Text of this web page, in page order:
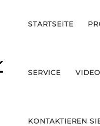
STARTSEITE
SERVICE
KONTAKTIEREN